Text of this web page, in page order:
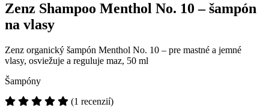
Zenz Shampoo Menthol No. 10 – šampón
na vlasy
Zenz organický šampón Menthol No. 10 – pre mastné a jemné
vlasy, osviežuje a reguluje maz, 50 ml
Šampóny
(1 recenzií)